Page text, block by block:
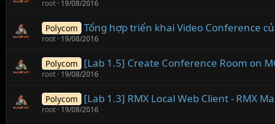
root 19/08/2016
Polycom Tổng hợp triển khai Video Conference
root 19/08/2016
Polycom [Lab 1.5] Create Conference Room on
root 19/08/2016
Polycom [Lab 1.3] RMX Local Web Client - RMX
root 19/08/2016